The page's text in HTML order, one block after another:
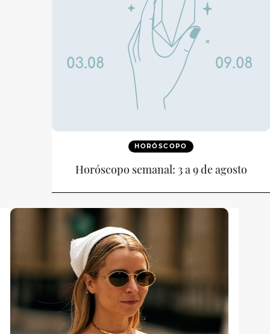
HORÓSCOPO
Horóscopo semanal: 3 a 9 de agosto